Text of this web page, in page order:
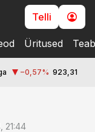
Telli
Üritused
−0,57% 923,31
21:44